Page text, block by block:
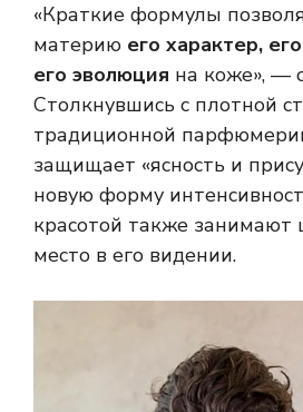
«Краткие формулы
материю его характер,
его эволюция на коже», —
Столкнувшись с плотной
традиционной
защищает «ясность и
новую форму
красотой также занимают
место в его видении.